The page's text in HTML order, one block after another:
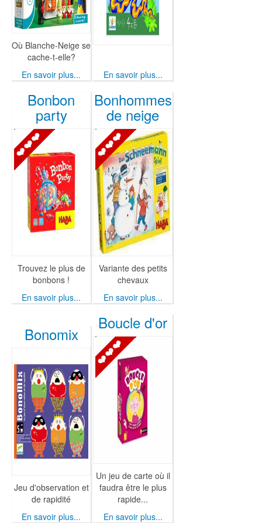
Où Blanche-Neige se
cache-t-elle?
En savoir plus...
En savoir plus...
Bonbon
party
Trouvez le plus de
bonbons !
En savoir plus...
Bonhommes
de neige
Variante des petits
chevaux
En savoir plus...
Bonomix
Jeu d'observation et
de rapidité
En savoir plus...
Boucle d'or
Un jeu de carte où il
faudra être le plus
rapide...
En savoir plus...